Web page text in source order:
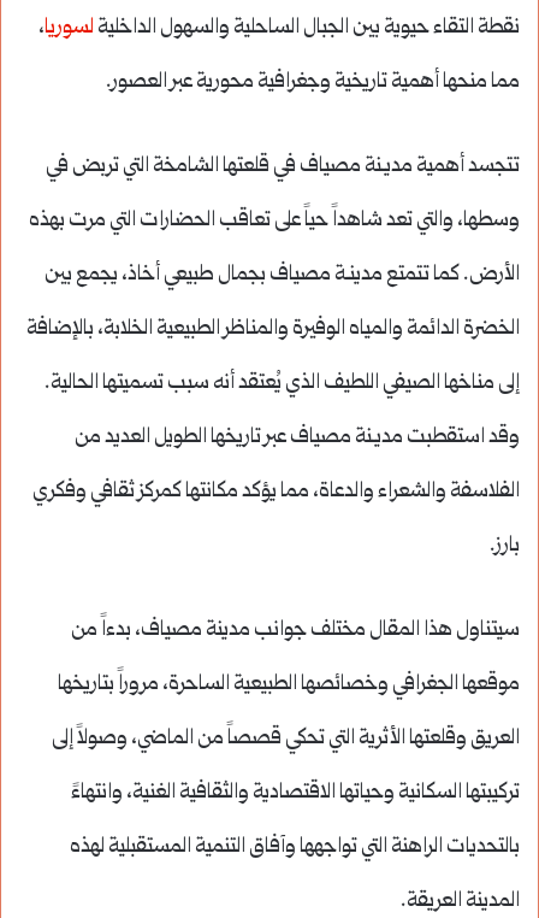
نقطة التقاء حيوية بين الجبال الساحلية والسهول الداخلية لسوريا،
مما منحها أهمية تاريخية وجغرافية محورية عبر العصور.
تتجسد أهمية مديـنة مصياف في قلعتها الشامخة التي تربض في
وسطها، والتي تعد شاهداً حياً على تعاقب الحضارات التي مرت بهذه
الأرض. كما تتمتع مدينـة مصياف بجمال طبيعي أخاذ، يجمع بين
الخضرة الدائمة والمياه الوفيرة والمناظر الطبيعية الخلابة، بالإضافة
إلى مناخها الصيفي اللطيف الذي يُعتقد أنه سبب تسميتها الحالية.
وقد استقطبت مديـنة مصياف عبر تاريخها الطويل العديد من
الفلاسفة والشعراء والدعاة، مما يؤكد مكانتها كمركز ثقافي وفكري
بارز.
سيتناول هذا المقال مختلف جوانب مدينة مصياف، بدءاً من
موقعها الجغرافي وخصائصها الطبيعية الساحرة، مروراً بتاريخها
العريق وقلعتها الأثرية التي تحكي قصصاً من الماضي، وصولاً إلى
تركيبتها السكانية وحياتها الاقتصادية والثقافية الغنية، وانتهاءً
بالتحديات الراهنة التي تواجهها وآفاق التنمية المستقبلية لهذه
المدينة العريقة.